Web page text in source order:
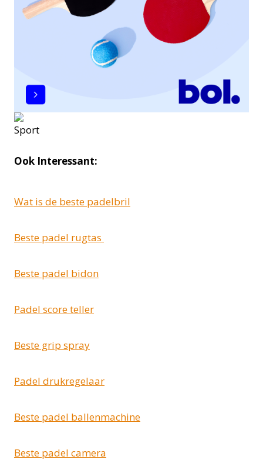
Ook Interessant:
Wat is de beste padelbril
Beste padel rugtas
Beste padel bidon
Padel score teller
Beste grip spray
Padel drukregelaar
Beste padel ballenmachine
Beste padel camera